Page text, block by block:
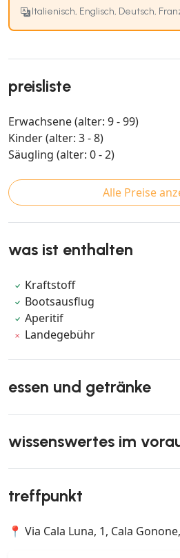
Italienisch, Englisch, Deutsch,
preisliste
Erwachsene (alter: 9 - 99)
Kinder (alter: 3 - 8)
Säugling (alter: 0 - 2)
Alle Preise
was ist enthalten
Kraftstoff
Bootsausflug
Aperitif
Landegebühr
essen und getränke
wissenswertes im
treffpunkt
📍 Via Cala Luna, 1, Cala